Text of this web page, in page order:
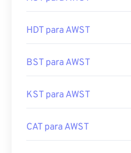
HDT para AWST
BST para AWST
KST para AWST
CAT para AWST